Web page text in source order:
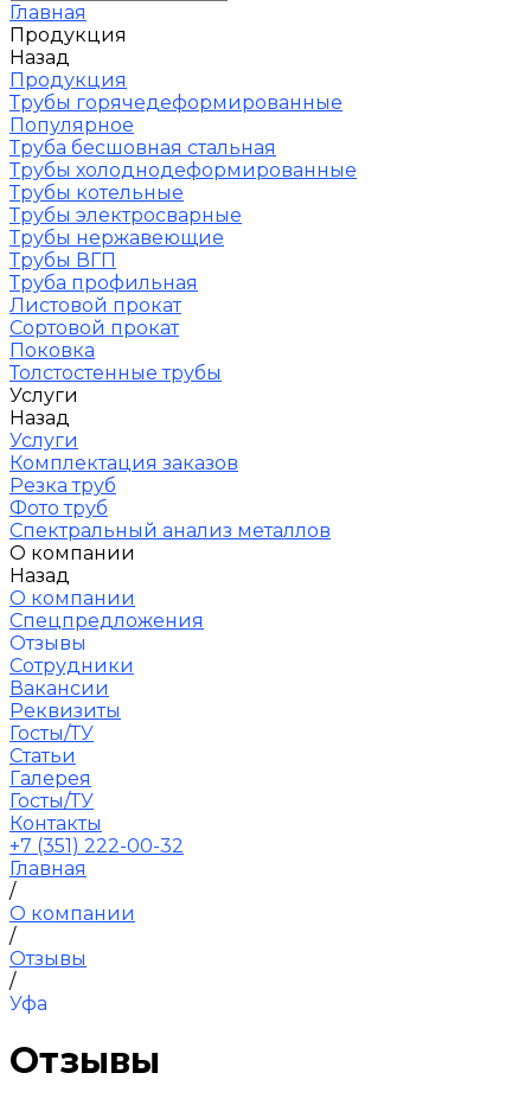
Главная
Продукция
Назад
Продукция
Трубы горячедеформированные
Популярное
Труба бесшовная стальная
Трубы холоднодеформированные
Трубы котельные
Трубы электросварные
Трубы нержавеющие
Трубы ВГП
Труба профильная
Листовой прокат
Сортовой прокат
Поковка
Толстостенные трубы
Услуги
Назад
Услуги
Комплектация заказов
Резка труб
Фото труб
Спектральный анализ металлов
О компании
Назад
О компании
Спецпредложения
Отзывы
Сотрудники
Вакансии
Реквизиты
Госты/ТУ
Статьи
Галерея
Госты/ТУ
Контакты
+7 (351) 222-00-32
Главная
/
О компании
/
Отзывы
/
Уфа
Отзывы